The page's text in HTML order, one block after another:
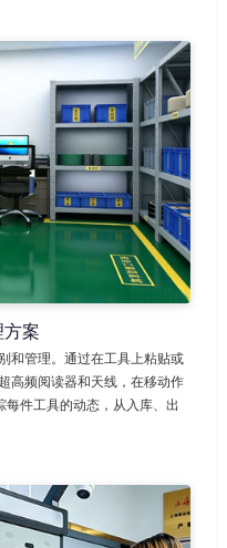
方案
和管理。通过在工具上粘贴或
高频阅读器和天线，在移动作
件工具的动态，从入库、出